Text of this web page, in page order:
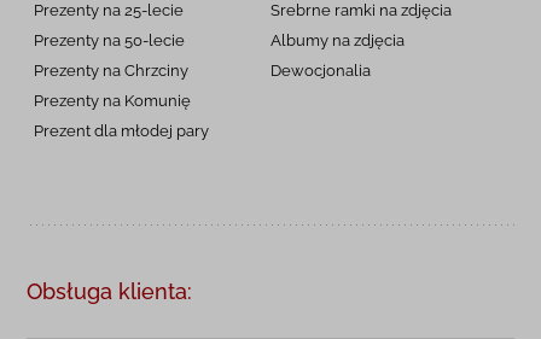
Prezenty na 25-lecie
Prezenty na 50-lecie
Prezenty na Chrzciny
Prezenty na Komunię
Prezent dla młodej pary
Srebrne ramki na zdjęcia
Albumy na zdjęcia
Dewocjonalia
Obsługa klienta: